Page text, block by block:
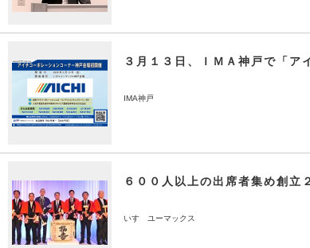
３月１３日、ＩＭＡ神戸で「ア
IMA神戸
６００人以上の出席者集め創立
いすゞユーマックス